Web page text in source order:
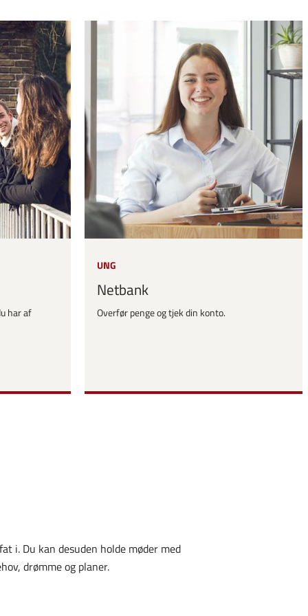
har af
UNG
Netbank
Overfør penge og tjek din konto.
i. Du kan desuden holde møder med
drømme og planer.